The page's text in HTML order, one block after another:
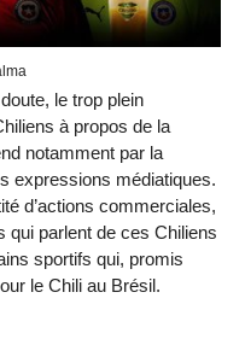
le trop plein
à propos de la
notamment par la
expressions médiatiques.
d’actions commerciales,
qui parlent de ces Chiliens
sportifs qui, promis
le Chili au Brésil.